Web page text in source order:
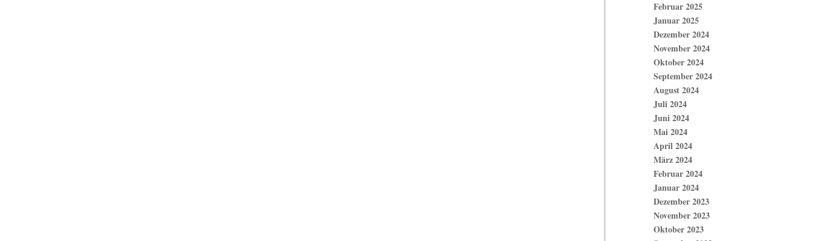
Februar 2025
Januar 2025
Dezember 2024
November 2024
Oktober 2024
September 2024
August 2024
Juli 2024
Juni 2024
Mai 2024
April 2024
März 2024
Februar 2024
Januar 2024
Dezember 2023
November 2023
Oktober 2023